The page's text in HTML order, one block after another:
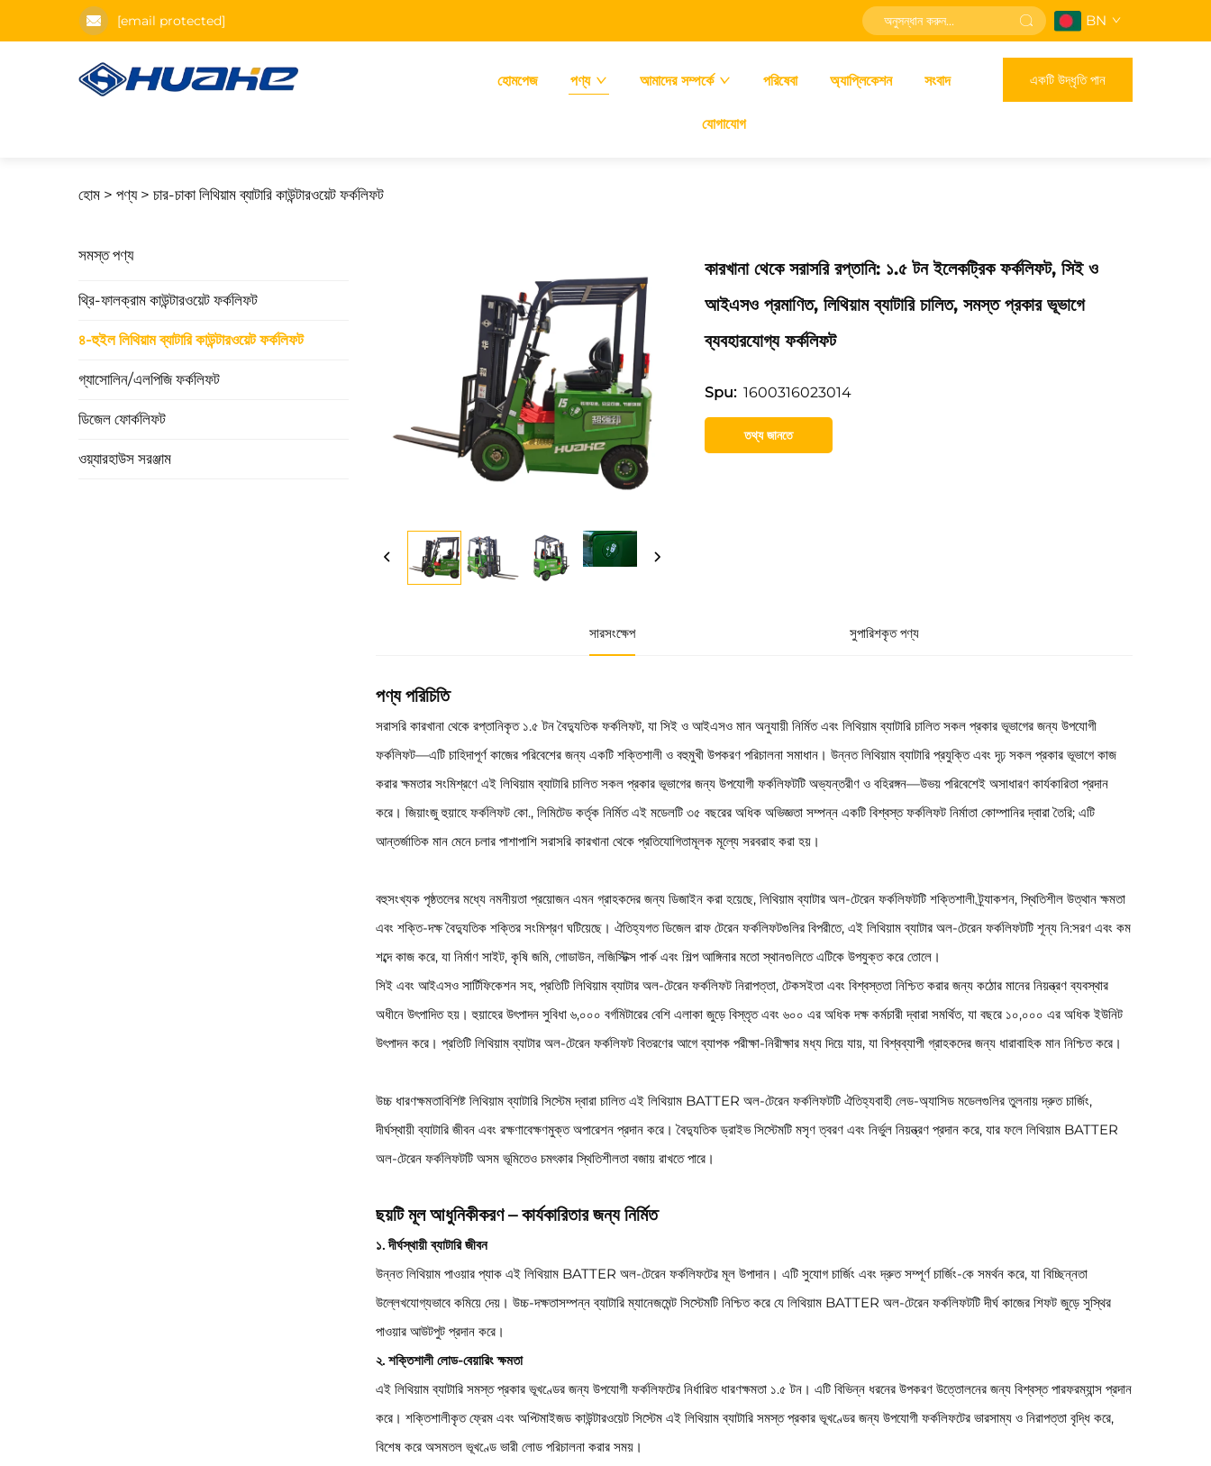
[email protected] BN
হোমপেজ পণ্য আমাদের সম্পর্কে পরিষেবা অ্যাপ্লিকেশন সংবাদ
যোগাযোগ
একটি উদ্ধৃতি পান
হোম > পণ্য> চার-চাকা লিথিয়াম ব্যাটারি কাউন্টারওয়েট ফর্কলিফট
সমস্ত পণ্য
থ্রি-ফালক্রাম কাউন্টারওয়েট ফর্কলিফট
৪-হুইল লিথিয়াম ব্যাটারি কাউন্টারওয়েট ফর্কলিফট
গ্যাসোলিন/এলপিজি ফর্কলিফট
ডিজেল ফোর্কলিফট
ওয়্যারহাউস সরঞ্জাম
কারখানা থেকে সরাসরি রপ্তানি: ১.৫ টন ইলেকট্রিক ফর্কলিফট, সিই ও
আইএসও প্রমাণিত, লিথিয়াম ব্যাটারি চালিত, সমস্ত প্রকার ভূভাগে
ব্যবহারযোগ্য ফর্কলিফট
Spu: 1600316023014
তথ্য জানতে
সারসংক্ষেপ সুপারিশকৃত পণ্য
পণ্য পরিচিতি
সরাসরি কারখানা থেকে রপ্তানিকৃত ১.৫ টন বৈদ্যুতিক ফর্কলিফট, যা সিই ও আইএসও মান অনুযায়ী নির্মিত এবং লিথিয়াম ব্যাটারি চালিত সকল প্রকার ভূভাগের জন্য উপযোগী
ফর্কলিফট—এটি চাহিদাপূর্ণ কাজের পরিবেশের জন্য একটি শক্তিশালী ও বহুমুখী উপকরণ পরিচালনা সমাধান। উন্নত লিথিয়াম ব্যাটারি প্রযুক্তি এবং দৃঢ় সকল প্রকার ভূভাগে কাজ
করার ক্ষমতার সংমিশ্রণে এই লিথিয়াম ব্যাটারি চালিত সকল প্রকার ভূভাগের জন্য উপযোগী ফর্কলিফটটি অভ্যন্তরীণ ও বহিরঙ্গন—উভয় পরিবেশেই অসাধারণ কার্যকারিতা প্রদান
করে। জিয়াংজু হুয়াহে ফর্কলিফট কো., লিমিটেড কর্তৃক নির্মিত এই মডেলটি ৩৫ বছরের অধিক অভিজ্ঞতা সম্পন্ন একটি বিশ্বস্ত ফর্কলিফট নির্মাতা কোম্পানির দ্বারা তৈরি; এটি
আন্তর্জাতিক মান মেনে চলার পাশাপাশি সরাসরি কারখানা থেকে প্রতিযোগিতামূলক মূল্যে সরবরাহ করা হয়।
বহুসংখ্যক পৃষ্ঠতলের মধ্যে নমনীয়তা প্রয়োজন এমন গ্রাহকদের জন্য ডিজাইন করা হয়েছে, লিথিয়াম ব্যাটার অল-টেরেন ফর্কলিফটটি শক্তিশালী ট্র্যাকশন, স্থিতিশীল উত্থান ক্ষমতা
এবং শক্তি-দক্ষ বৈদ্যুতিক শক্তির সংমিশ্রণ ঘটিয়েছে। ঐতিহ্যগত ডিজেল রাফ টেরেন ফর্কলিফটগুলির বিপরীতে, এই লিথিয়াম ব্যাটার অল-টেরেন ফর্কলিফটটি শূন্য নি:সরণ এবং কম
শব্দে কাজ করে, যা নির্মাণ সাইট, কৃষি জমি, গোডাউন, লজিস্টিক্স পার্ক এবং শিল্প আঙ্গিনার মতো স্থানগুলিতে এটিকে উপযুক্ত করে তোলে।
সিই এবং আইএসও সার্টিফিকেশন সহ, প্রতিটি লিথিয়াম ব্যাটার অল-টেরেন ফর্কলিফট নিরাপত্তা, টেকসইতা এবং বিশ্বস্ততা নিশ্চিত করার জন্য কঠোর মানের নিয়ন্ত্রণ ব্যবস্থার
অধীনে উৎপাদিত হয়। হুয়াহের উৎপাদন সুবিধা ৬,০০০ বর্গমিটারের বেশি এলাকা জুড়ে বিস্তৃত এবং ৬০০ এর অধিক দক্ষ কর্মচারী দ্বারা সমর্থিত, যা বছরে ১০,০০০ এর অধিক ইউনিট
উৎপাদন করে। প্রতিটি লিথিয়াম ব্যাটার অল-টেরেন ফর্কলিফট বিতরণের আগে ব্যাপক পরীক্ষা-নিরীক্ষার মধ্য দিয়ে যায়, যা বিশ্বব্যাপী গ্রাহকদের জন্য ধারাবাহিক মান নিশ্চিত করে।
উচ্চ ধারণক্ষমতাবিশিষ্ট লিথিয়াম ব্যাটারি সিস্টেম দ্বারা চালিত এই লিথিয়াম BATTER অল-টেরেন ফর্কলিফটটি ঐতিহ্যবাহী লেড-অ্যাসিড মডেলগুলির তুলনায় দ্রুত চার্জিং,
দীর্ঘস্থায়ী ব্যাটারি জীবন এবং রক্ষণাবেক্ষণমুক্ত অপারেশন প্রদান করে। বৈদ্যুতিক ড্রাইভ সিস্টেমটি মসৃণ ত্বরণ এবং নির্ভুল নিয়ন্ত্রণ প্রদান করে, যার ফলে লিথিয়াম BATTER
অল-টেরেন ফর্কলিফটটি অসম ভূমিতেও চমৎকার স্থিতিশীলতা বজায় রাখতে পারে।
ছয়টি মূল আধুনিকীকরণ – কার্যকারিতার জন্য নির্মিত
১. দীর্ঘস্থায়ী ব্যাটারি জীবন
উন্নত লিথিয়াম পাওয়ার প্যাক এই লিথিয়াম BATTER অল-টেরেন ফর্কলিফটের মূল উপাদান। এটি সুযোগ চার্জিং এবং দ্রুত সম্পূর্ণ চার্জিং-কে সমর্থন করে, যা বিচ্ছিন্নতা
উল্লেখযোগ্যভাবে কমিয়ে দেয়। উচ্চ-দক্ষতাসম্পন্ন ব্যাটারি ম্যানেজমেন্ট সিস্টেমটি নিশ্চিত করে যে লিথিয়াম BATTER অল-টেরেন ফর্কলিফটটি দীর্ঘ কাজের শিফট জুড়ে সুস্থির
পাওয়ার আউটপুট প্রদান করে।
২. শক্তিশালী লোড-বেয়ারিং ক্ষমতা
এই লিথিয়াম ব্যাটারি সমস্ত প্রকার ভূখণ্ডের জন্য উপযোগী ফর্কলিফটের নির্ধারিত ধারণক্ষমতা ১.৫ টন। এটি বিভিন্ন ধরনের উপকরণ উত্তোলনের জন্য বিশ্বস্ত পারফরম্যান্স প্রদান
করে। শক্তিশালীকৃত ফ্রেম এবং অপ্টিমাইজড কাউন্টারওয়েট সিস্টেম এই লিথিয়াম ব্যাটারি সমস্ত প্রকার ভূখণ্ডের জন্য উপযোগী ফর্কলিফটের ভারসাম্য ও নিরাপত্তা বৃদ্ধি করে,
বিশেষ করে অসমতল ভূখণ্ডে ভারী লোড পরিচালনা করার সময়।